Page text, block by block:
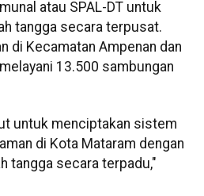
atau SPAL-DT untuk
tangga secara terpusat.
di Kecamatan Ampenan dan
13.500 sambungan
untuk menciptakan sistem
di Kota Mataram dengan
tangga secara terpadu,"